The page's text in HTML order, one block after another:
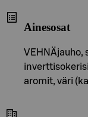
Ainesosat
VEHNÄjauho,
aromit, väri